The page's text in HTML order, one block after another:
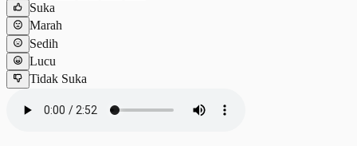
Suka
Marah
Sedih
Lucu
Tidak Suka